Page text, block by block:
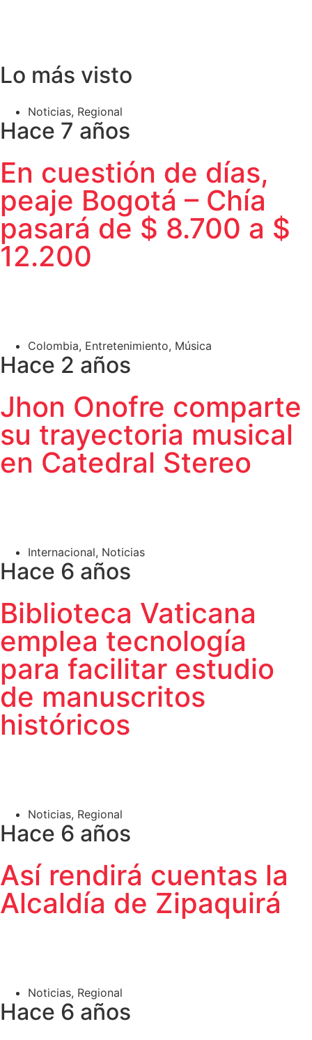
Lo más visto
Noticias, Regional
Hace 7 años
En cuestión de días,
peaje Bogotá – Chía
pasará de $ 8.700 a $
12.200
Colombia, Entretenimiento, Música
Hace 2 años
Jhon Onofre comparte
su trayectoria musical
en Catedral Stereo
Internacional, Noticias
Hace 6 años
Biblioteca Vaticana
emplea tecnología
para facilitar estudio
de manuscritos
históricos
Noticias, Regional
Hace 6 años
Así rendirá cuentas la
Alcaldía de Zipaquirá
Noticias, Regional
Hace 6 años